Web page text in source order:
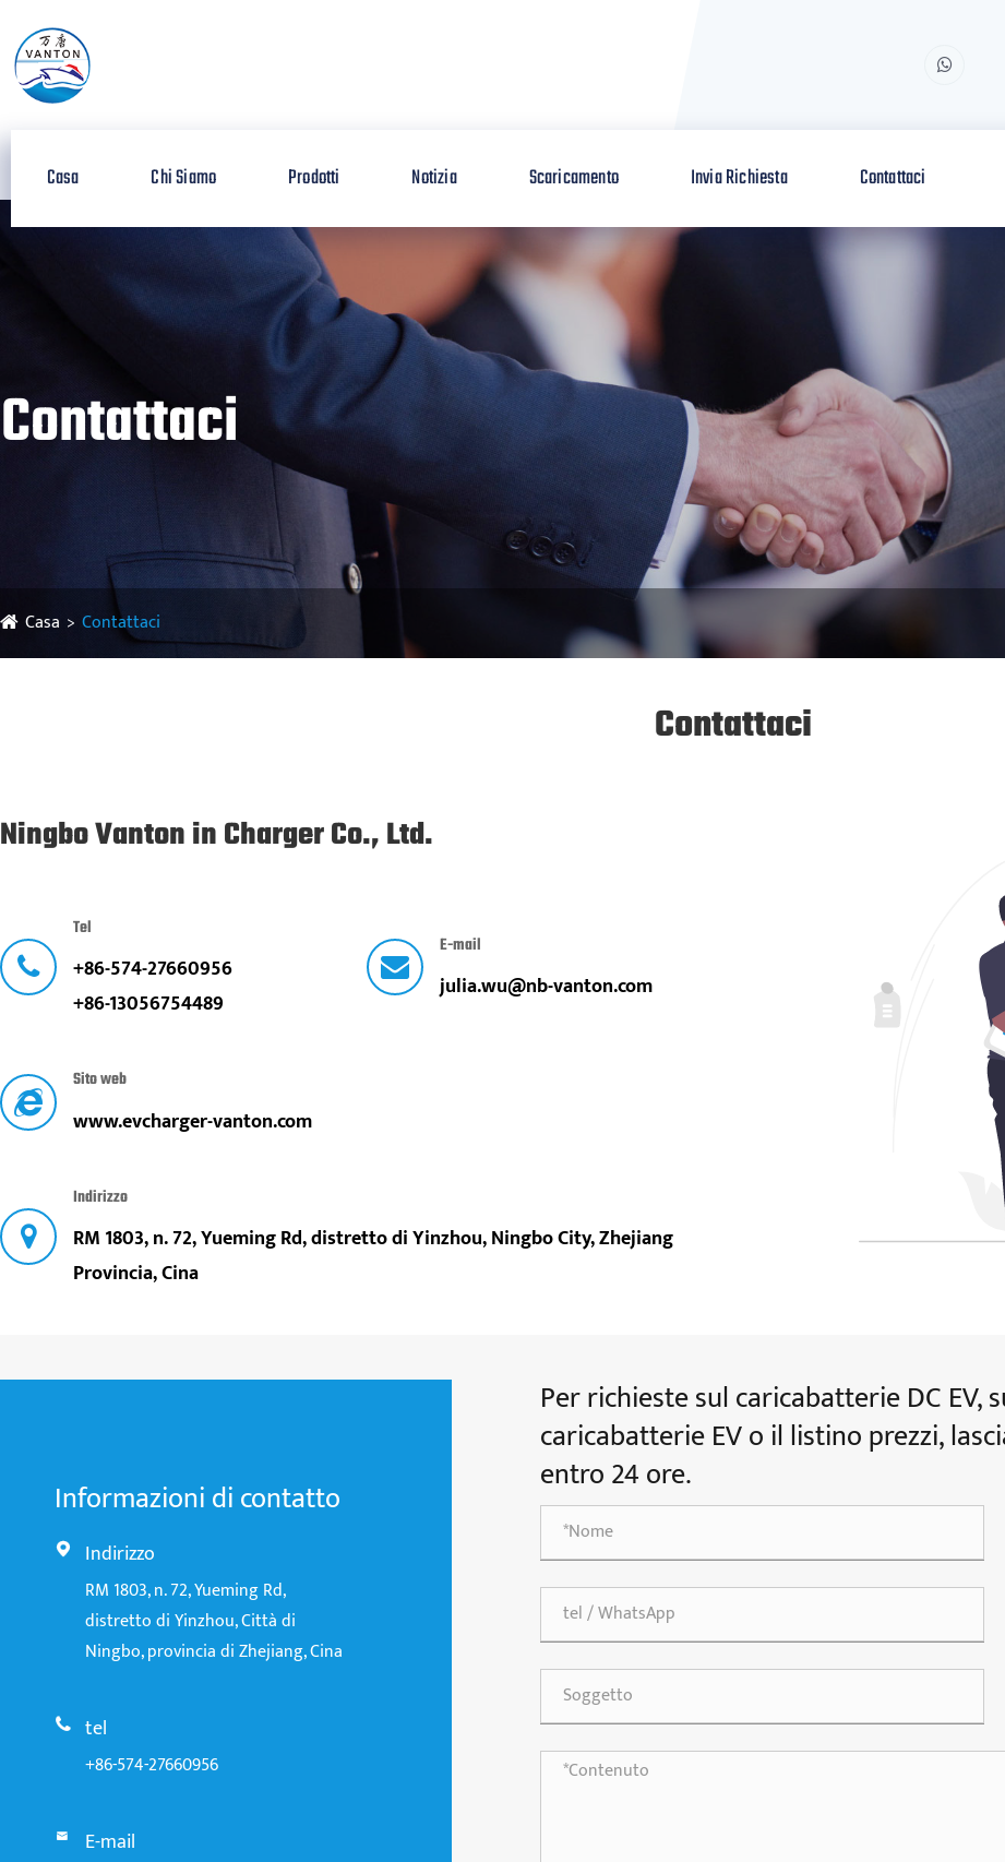
Casa Chi Siamo Prodotti Notizia Scaricamento Invia Richiesta Contattaci
Contattaci
Casa Contattaci
Contattaci
Ningbo Vanton in Charger Co., Ltd.
Tel
+86-574-27660956
+86-13056754489
E-mail
julia.wu@nb-vanton.com
Sito web
www.evcharger-vanton.com
Indirizzo
RM 1803, n. 72, Yueming Rd, distretto di Yinzhou, Ningbo City, Zhejiang
Provincia, Cina
Informazioni di contatto
 Indirizzo
RM 1803, n. 72, Yueming Rd,
distretto di Yinzhou, Città di
Ningbo, provincia di Zhejiang, Cina
 tel
+86-574-27660956
 E-mail
Per richieste sul caricabatterie DC
caricabatterie EV o il listino prezzi,
entro 24 ore.